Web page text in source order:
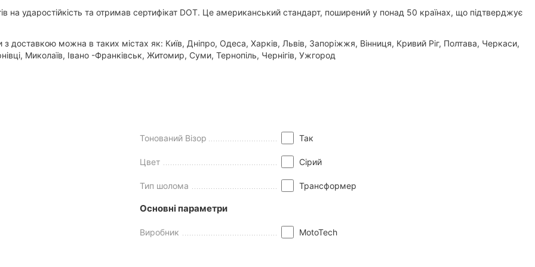
ударостійкість та отримав сертифікат DOT. Це американський стандарт, поширений у понад 50 країнах, що підтверджує
можна в таких містах як: Київ, Дніпро, Одеса, Харків, Львів, Запоріжжя, Вінниця, Кривий Ріг, Полтава, Черкаси,
Миколаїв, Івано -Франківськ, Житомир, Суми, Тернопіль, Чернігів, Ужгород
Тонований Візор Так
Цвет Сірий
Тип шолома Трансформер
Основні параметри
Виробник MotoTech